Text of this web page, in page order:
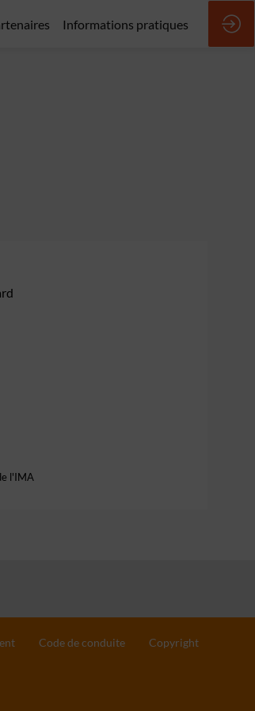
Informations pratiques
l'IMA
Code de conduite Copyright